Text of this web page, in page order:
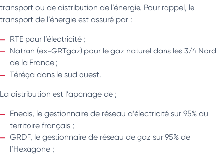
transport ou de distribution de l’énergie. Pour rappel, le
transport de l’énergie est assuré par :
RTE pour l’électricité ;
Natran (ex-GRTgaz) pour le gaz naturel dans les 3/4 Nord
de la France ;
Téréga dans le sud ouest.
La distribution est l’apanage de ;
Enedis, le gestionnaire de réseau d’électricité sur 95% du
territoire français ;
GRDF, le gestionnaire de réseau de gaz sur 95% de
l’Hexagone ;